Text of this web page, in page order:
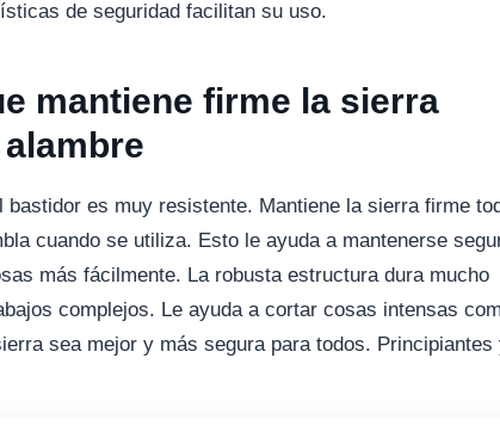
de seguridad facilitan su uso.
mantiene firme la sierra
es muy resistente. Mantiene la sierra firme
cuando se utiliza. Esto le ayuda a mantenerse
más fácilmente. La robusta estructura dura mucho
complejos. Le ayuda a cortar cosas intensas
sea mejor y más segura para todos. Principiantes